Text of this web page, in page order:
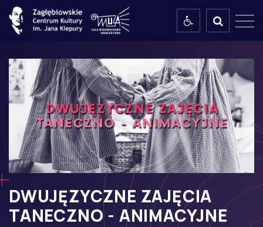
WCAG szukaj
DWUJĘZYCZNE ZAJĘCIA
TANECZNO - ANIMACYJNE